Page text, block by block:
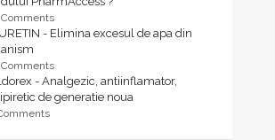
Comments
- Elimina excesul de apa din
Comments
- Analgezic, antiinflamator,
de generatie noua